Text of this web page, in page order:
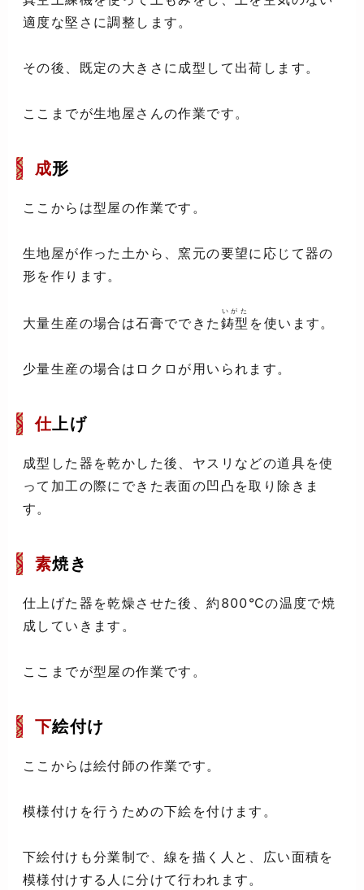
適度な堅さに調整します。
その後、既定の大きさに成型して出荷します。
ここまでが生地屋さんの作業です。
成形
ここからは型屋の作業です。
生地屋が作った土から、窯元の要望に応じて器の
形を作ります。
大量生産の場合は石膏でできた 鋳型
いがた
を使います。
少量生産の場合はロクロが用いられます。
仕上げ
成型した器を乾かした後、ヤスリなどの道具を使
って加工の際にできた表面の凹凸を取り除きま
す。
素焼き
仕上げた器を乾燥させた後、約800℃の温度で焼
成していきます。
ここまでが型屋の作業です。
下絵付け
ここからは絵付師の作業です。
模様付けを行うための下絵を付けます。
下絵付けも分業制で、線を描く人と、広い面積を
模様付けする人に分けて行われます。